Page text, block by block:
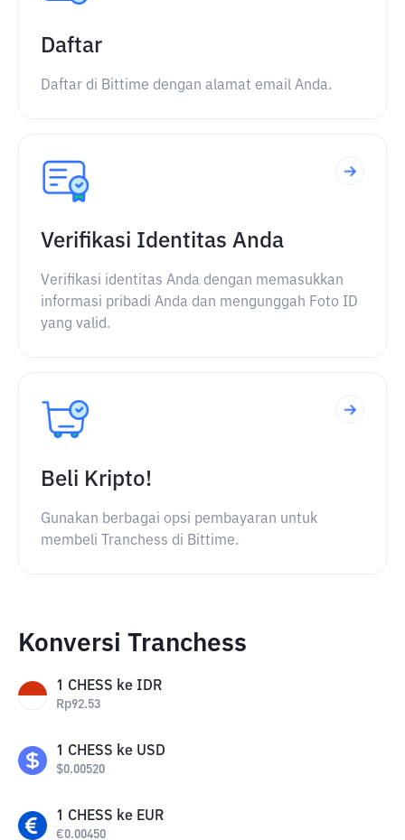
Daftar
Daftar di Bittime dengan alamat email Anda.
Verifikasi Identitas Anda
Verifikasi identitas Anda dengan memasukkan
informasi pribadi Anda dan mengunggah Foto ID
yang valid.
Beli Kripto!
Gunakan berbagai opsi pembayaran untuk
membeli Tranchess di Bittime.
Konversi Tranchess
1 CHESS ke IDR
Rp92.53
1 CHESS ke USD
$0.00520
1 CHESS ke EUR
€0.00450